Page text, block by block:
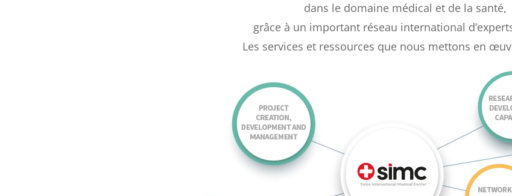
dans le domaine médical et de la santé,
grâce à un important réseau international
Les services et ressources que nous mettons en